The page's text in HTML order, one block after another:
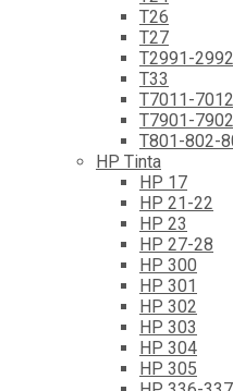
T26
T27
T2991-
T33
T7011-
T7901-
T801-802-
HP Tinta
HP 17
HP 21-22
HP 23
HP 27-28
HP 300
HP 301
HP 302
HP 303
HP 304
HP 305